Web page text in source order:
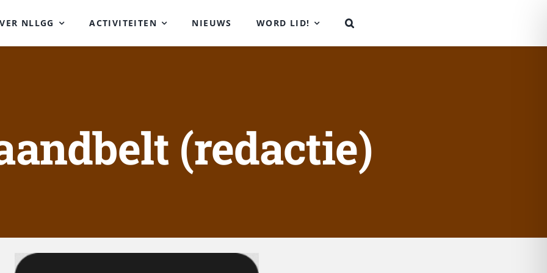
NLLGG ACTIVITEITEN NIEUWS WORD LID!
(redactie)